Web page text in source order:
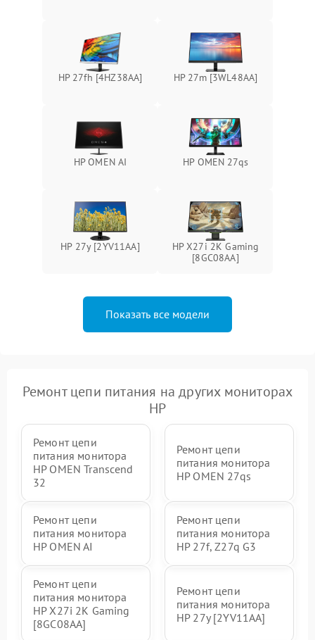
защиты от замыкания
Подробнее →
Повреждение системы
защиты от перегрузок
1000 ₽ Подробнее →
Неисправность системы
защиты от перегрева
Подробнее →
Поломка системы защиты
Поломка системы защиты
от замыкания
Подробнее →
HP 27fh [4HZ38AA] HP 27m [3WL48AA]
HP OMEN AI HP OMEN 27qs
HP 27y [2YV11AA]
HP X27i 2K Gaming
[8GC08AA]
Показать все модели
Ремонт цепи питания на других мониторах
HP
Ремонт цепи
питания монитора
HP OMEN Transcend
32
Ремонт цепи
питания монитора
HP OMEN 27qs
Ремонт цепи
питания монитора
HP OMEN AI
Ремонт цепи
питания монитора
HP 27f, Z27q G3
Ремонт цепи
питания монитора
HP X27i 2K Gaming
[8GC08AA]
Ремонт цепи
питания монитора
HP 27y [2YV11AA]